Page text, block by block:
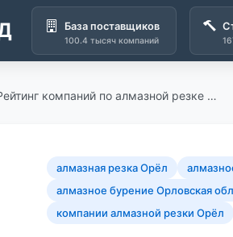
База поставщиков
100.4 тысяч компаний
компаний по алмазной резке …
алмазная резка Орёл
алмазное бурение Орловская обл
компании алмазной резки Орёл